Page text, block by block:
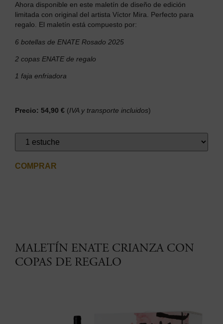
Ahora disponible en este maletín de diseño de edición
limitada con original del artista Víctor Mira. Perfecto para
regalo. El maletín está compuesto por:
6 botellas de ENATE Rosado 2025
2 copas ENATE de regalo
1 faja enfriadora
Precio: 54,90 € (IVA y transporte incluidos)
COMPRAR
MALETÍN ENATE CRIANZA CON
COPAS DE REGALO